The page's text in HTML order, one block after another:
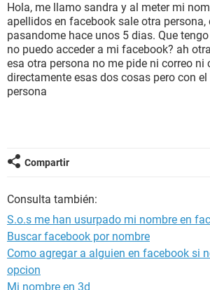
Hola, me llamo sandra y al meter mi
apellidos en facebook sale otra persona,
pasandome hace unos 5 dias. Que
no puedo acceder a mi facebook? ah
esa otra persona no me pide ni correo ni
directamente esas dos cosas pero con
persona
Compartir
Consulta también:
S.o.s me han usurpado mi nombre en
Buscar facebook por nombre
Como agregar a alguien en facebook si
opcion
Mi nombre en 3d